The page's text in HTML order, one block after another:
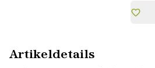
Artikeldetails